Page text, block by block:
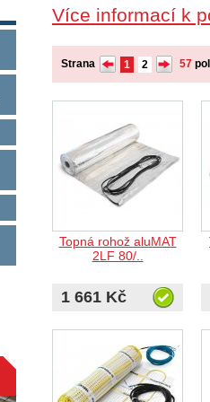
Více informací k
Strana 1 2 57
Topná rohož aluMAT
2LF 80/..
1 661 Kč